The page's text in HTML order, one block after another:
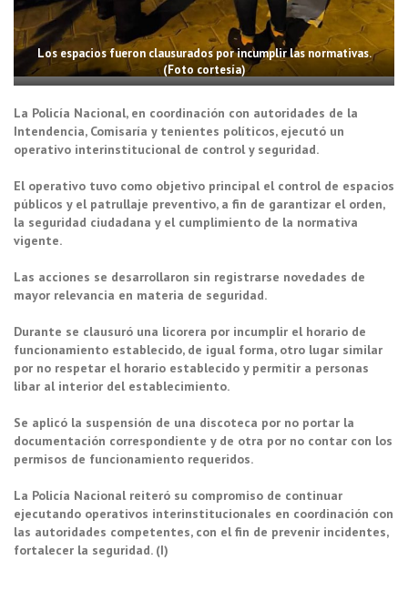
Los espacios fueron clausurados por incumplir las normativas.
(Foto cortesía)
La Policía Nacional, en coordinación con autoridades de la
Intendencia, Comisaría y tenientes políticos, ejecutó un
operativo interinstitucional de control y seguridad.
El operativo tuvo como objetivo principal el control de espacios
públicos y el patrullaje preventivo, a fin de garantizar el orden,
la seguridad ciudadana y el cumplimiento de la normativa
vigente.
Las acciones se desarrollaron sin registrarse novedades de
mayor relevancia en materia de seguridad.
Durante se clausuró una licorera por incumplir el horario de
funcionamiento establecido, de igual forma, otro lugar similar
por no respetar el horario establecido y permitir a personas
libar al interior del establecimiento.
Se aplicó la suspensión de una discoteca por no portar la
documentación correspondiente y de otra por no contar con los
permisos de funcionamiento requeridos.
La Policía Nacional reiteró su compromiso de continuar
ejecutando operativos interinstitucionales en coordinación con
las autoridades competentes, con el fin de prevenir incidentes,
fortalecer la seguridad. (I)